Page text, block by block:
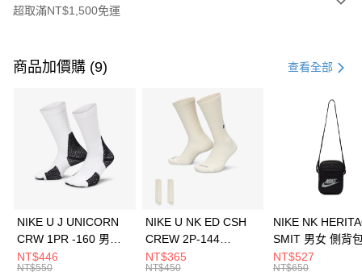
超取滿NT$1,500免運
信用卡一次付款
3 期 0 利率 每期 21家銀行
合作金庫商業銀行
第一商業銀行
華南商業銀行
彰化商業銀行
上海商業儲蓄銀行
元大商業銀行
Apple Pay
全盈+PAY
AFTEE先享後付
商品加價購 (9) 查看全部
NIKE U J UNICORN
CRW 1PR -160 男女
中統襪 FZ3393100
NT$446
NT$550
NIKE U NK ED CSH
CREW 2P-144
EMBRDY 男女 短統襪
FZ3073133
NT$365
NT$450
NIKE NK
SMIT 男女 側背
BA5871010
NT$527
NT$650